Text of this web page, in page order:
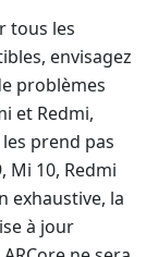
tous les
envisagez
problèmes
et Redmi,
prend pas
Mi 10, Redmi
exhaustive, la
à jour